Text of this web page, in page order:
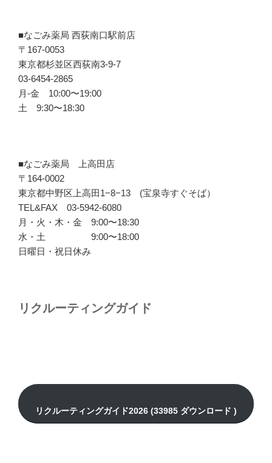
■なごみ薬局 西荻南口駅前店
〒167-0053
東京都杉並区西荻南3-9-7
03-6454-2865
月-金 10:00〜19:00
土 9:30〜18:30
■なごみ薬局 上高田店
〒164-0002
東京都中野区上高田1−8−13 (宝泉寺すぐそば）
TEL&FAX 03-5942-6080
月・火・木・金 9:00〜18:30
水・土 9:00〜18:00
日曜日・祝日休み
リクルーティングガイド